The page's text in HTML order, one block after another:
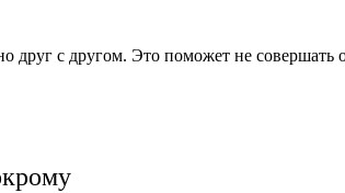
друг с другом. Это поможет не